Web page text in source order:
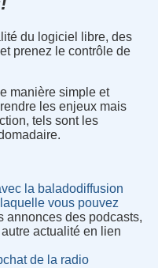
du logiciel libre, des
prenez le contrôle de
manière simple et
les enjeux mais
tels sont les
la baladodiffusion
vous pouvez
annonces des podcasts,
actualité en lien
de la radio